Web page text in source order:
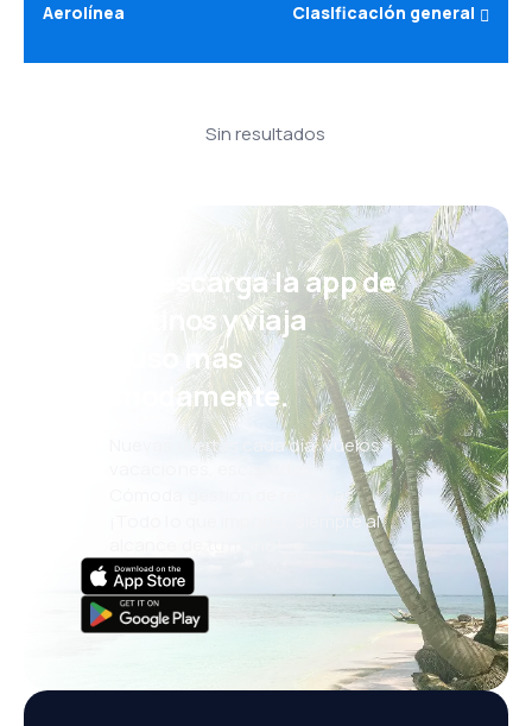
Aerolínea Clasificación general
Sin resultados
¡Eh! Descarga la app de
eDestinos y viaja
incluso más
cómodamente.
Nuevas ofertas cada día: vuelos,
vacaciones, escapadas
Cómoda gestión de reservas
¡Todo lo que importa, siempre al